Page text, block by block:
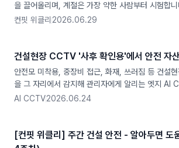
을 끌어올리며, 계절은 가장 약한 사람부터 시험합
컨핏 위클리 2026.06.29
건설현장 CCTV '사후 확인용'에서 안전 자
안전모 미착용, 중장비 접근, 화재, 쓰러짐 등 건설
을 그 자리에서 감지해 관리자에게 알리는 엣지 AI
습니다.
AI CCTV2026.06.24
[컨핏 위클리] 주간 건설 안전 - 알아두면 도